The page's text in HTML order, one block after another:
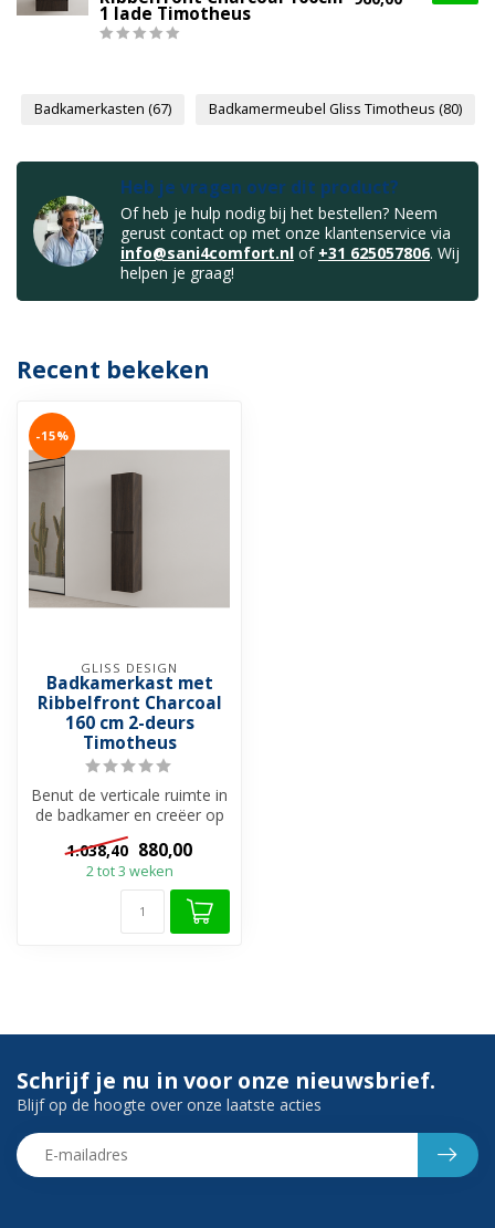
1 lade Timotheus
Badkamerkasten (67) Badkamermeubel Gliss Timotheus (80)
Heb je vragen over dit product?
Of heb je hulp nodig bij het bestellen? Neem
gerust contact op met onze klantenservice via
info@sani4comfort.nl of +31 625057806. Wij
helpen je graag!
Recent bekeken
-15%
GLISS DESIGN
Badkamerkast met
Ribbelfront Charcoal
160 cm 2-deurs
Timotheus
Benut de verticale ruimte in
de badkamer en creëer op
een stijlvolle manier meer...
1.038,40 880,00
2 tot 3 weken
Schrijf je nu in voor onze nieuwsbrief.
Blijf op de hoogte over onze laatste acties